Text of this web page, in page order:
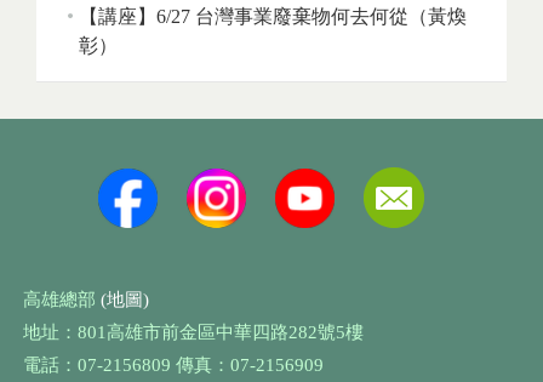
【講座】6/27 台灣事業廢棄物何去何從（黃煥
彰）
高雄總部 (地圖)
地址：801高雄市前金區中華四路282號5樓
電話：07-2156809 傳真：07-2156909